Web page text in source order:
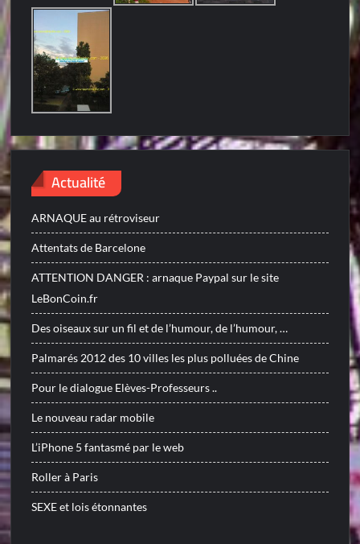
Actualité
ARNAQUE au rétroviseur
Attentats de Barcelone
ATTENTION DANGER : arnaque Paypal sur le site
LeBonCoin.fr
Des oiseaux sur un fil et de l’humour, de l’humour, …
Palmarés 2012 des 10 villes les plus polluées de Chine
Pour le dialogue Elèves-Professeurs ..
Le nouveau radar mobile
L’iPhone 5 fantasmé par le web
Roller à Paris
SEXE et lois étonnantes